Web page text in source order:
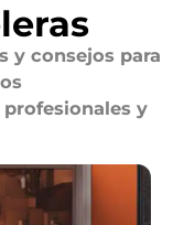
y consejos para
y